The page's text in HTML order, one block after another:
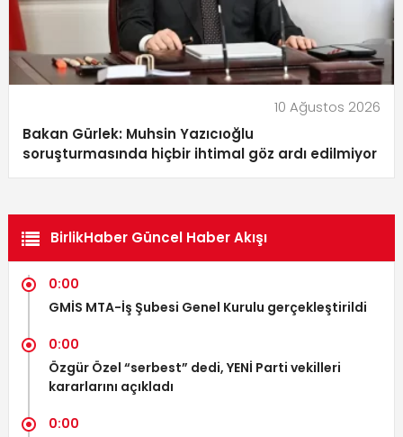
10 Ağustos 2026
Bakan Gürlek: Muhsin Yazıcıoğlu
soruşturmasında hiçbir ihtimal göz ardı edilmiyor
BirlikHaber Güncel Haber Akışı
0:00
GMİS MTA-İş Şubesi Genel Kurulu gerçekleştirildi
0:00
Özgür Özel “serbest” dedi, YENİ Parti vekilleri
kararlarını açıkladı
0:00